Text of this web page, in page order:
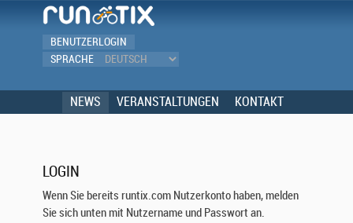
BENUTZERLOGIN
SPRACHE
NEWS VERANSTALTUNGEN KONTAKT
LOGIN
Wenn Sie bereits runtix.com Nutzerkonto haben, melden
Sie sich unten mit Nutzername und Passwort an.